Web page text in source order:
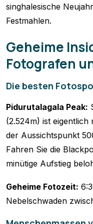
singhalesische
Festmahlen.
Geheime
Fotografen
Die besten
Pidurutalagala Peak:
(2.524m) ist
der Aussichtspunkt
Fahren Sie die
minütige Aufstieg
Geheime Fotozeit:
Nebelschwaden